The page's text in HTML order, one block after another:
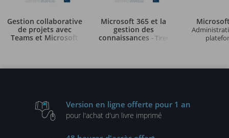
Gestion collaborative
de projets avec
Teams et Microsoft
Microsoft 365 et la
gestion des
connaissances - Tirer
connaissances
Version en ligne offerte pour 1 an
pour l'achat d'un livre imprimé